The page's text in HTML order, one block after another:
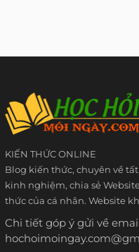
KIẾN THỨC ONLINE
Blog kiến thức, chuyên về
kinh nghiệm, chia sẻ
thức của cá nhân. Website
Chi tiết góp ý gửi về